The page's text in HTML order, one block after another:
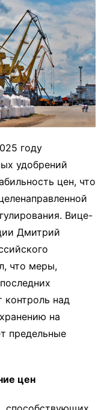
году
удобрений
цен, что
Вице-
Дмитрий
что меры,
контроль над
на
предельные
цен